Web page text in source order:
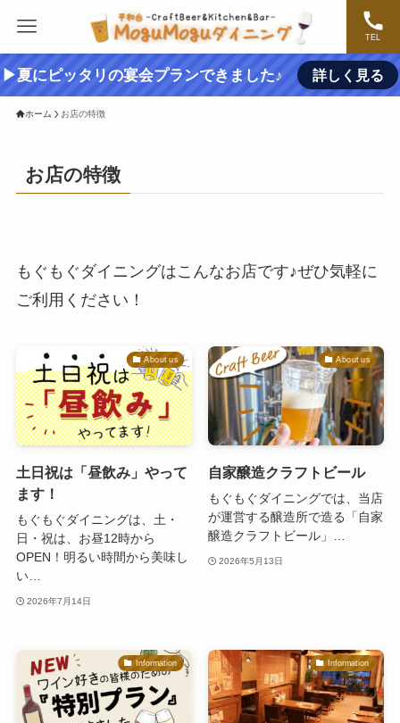
TEL
▶夏にピッタリの宴会プランできました♪ 詳しく見る
ホーム お店の特徴
お店の特徴
もぐもぐダイニングはこんなお店です♪ぜひ気軽に
ご利用ください！
About us
土日祝は「昼飲み」やって
ます！
もぐもぐダイニングは、土・
日・祝は、お昼12時から
OPEN！明るい時間から美味し
い…
2026年7月14日
About us
自家醸造クラフトビール
もぐもぐダイニングでは、当店
が運営する醸造所で造る「自家
醸造クラフトビール」…
2026年5月13日
Information Information